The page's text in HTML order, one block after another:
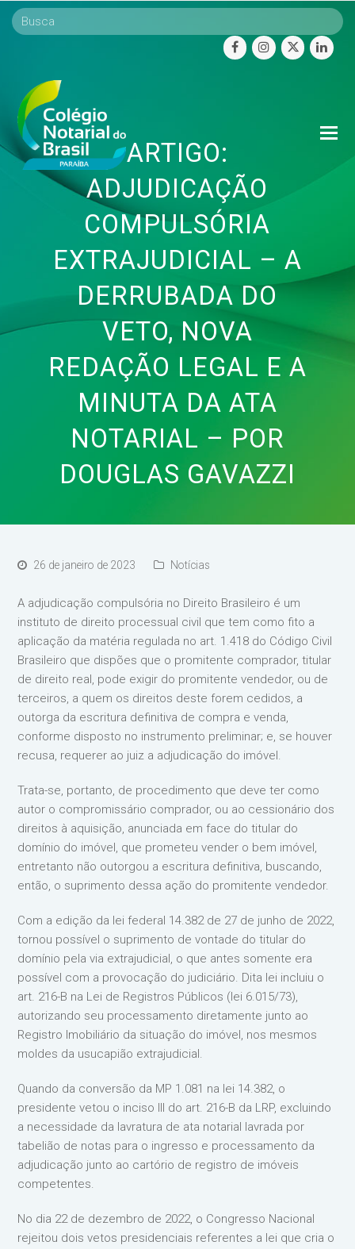
facebookinstagram
twitter
ARTIGO:
ADJUDICAÇÃO
COMPULSÓRIA
EXTRAJUDICIAL – A
DERRUBADA DO
VETO, NOVA
REDAÇÃO LEGAL E A
MINUTA DA ATA
NOTARIAL – POR
DOUGLAS GAVAZZI
26 de janeiro de 2023 Notícias
A adjudicação compulsória no Direito Brasileiro é um
instituto de direito processual civil que tem como fito a
aplicação da matéria regulada no art. 1.418 do Código Civil
Brasileiro que dispões que o promitente comprador, titular
de direito real, pode exigir do promitente vendedor, ou de
terceiros, a quem os direitos deste forem cedidos, a
outorga da escritura definitiva de compra e venda,
conforme disposto no instrumento preliminar; e, se houver
recusa, requerer ao juiz a adjudicação do imóvel.
Trata-se, portanto, de procedimento que deve ter como
autor o compromissário comprador, ou ao cessionário dos
direitos à aquisição, anunciada em face do titular do
domínio do imóvel, que prometeu vender o bem imóvel,
entretanto não outorgou a escritura definitiva, buscando,
então, o suprimento dessa ação do promitente vendedor.
Com a edição da lei federal 14.382 de 27 de junho de 2022,
tornou possível o suprimento de vontade do titular do
domínio pela via extrajudicial, o que antes somente era
possível com a provocação do judiciário. Dita lei incluiu o
art. 216-B na Lei de Registros Públicos (lei 6.015/73),
autorizando seu processamento diretamente junto ao
Registro Imobiliário da situação do imóvel, nos mesmos
moldes da usucapião extrajudicial.
Quando da conversão da MP 1.081 na lei 14.382, o
presidente vetou o inciso III do art. 216-B da LRP, excluindo
a necessidade da lavratura de ata notarial lavrada por
tabelião de notas para o ingresso e processamento da
adjudicação junto ao cartório de registro de imóveis
competentes.
No dia 22 de dezembro de 2022, o Congresso Nacional
rejeitou dois vetos presidenciais referentes a lei que cria o